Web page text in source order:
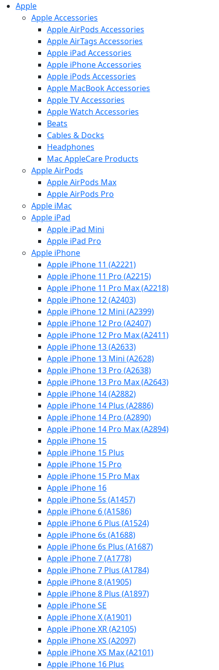
Apple
Apple Accessories
Apple AirPods Accessories
Apple AirTags Accessories
Apple iPad Accessories
Apple iPhone Accessories
Apple iPods Accessories
Apple MacBook Accessories
Apple TV Accessories
Apple Watch Accessories
Beats
Cables & Docks
Headphones
Mac AppleCare Products
Apple AirPods
Apple AirPods Max
Apple AirPods Pro
Apple iMac
Apple iPad
Apple iPad Mini
Apple iPad Pro
Apple iPhone
Apple iPhone 11 (A2221)
Apple iPhone 11 Pro (A2215)
Apple iPhone 11 Pro Max (A2218)
Apple iPhone 12 (A2403)
Apple iPhone 12 Mini (A2399)
Apple iPhone 12 Pro (A2407)
Apple iPhone 12 Pro Max (A2411)
Apple iPhone 13 (A2633)
Apple iPhone 13 Mini (A2628)
Apple iPhone 13 Pro (A2638)
Apple iPhone 13 Pro Max (A2643)
Apple iPhone 14 (A2882)
Apple iPhone 14 Plus (A2886)
Apple iPhone 14 Pro (A2890)
Apple iPhone 14 Pro Max (A2894)
Apple iPhone 15
Apple iPhone 15 Plus
Apple iPhone 15 Pro
Apple iPhone 15 Pro Max
Apple iPhone 16
Apple iPhone 5s (A1457)
Apple iPhone 6 (A1586)
Apple iPhone 6 Plus (A1524)
Apple iPhone 6s (A1688)
Apple iPhone 6s Plus (A1687)
Apple iPhone 7 (A1778)
Apple iPhone 7 Plus (A1784)
Apple iPhone 8 (A1905)
Apple iPhone 8 Plus (A1897)
Apple iPhone SE
Apple iPhone X (A1901)
Apple iPhone XR (A2105)
Apple iPhone XS (A2097)
Apple iPhone XS Max (A2101)
Apple iPhone 16 Plus